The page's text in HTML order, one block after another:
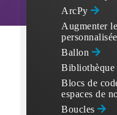
ArcPy
Augmenter
Ballon
Bibliothèque
Blocs de
espaces de
Boucles